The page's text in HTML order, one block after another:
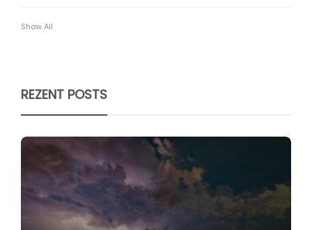
Show All
REZENT POSTS